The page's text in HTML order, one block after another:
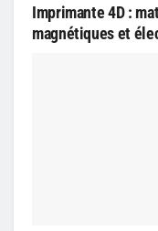
Imprimante 4D :
magnétiques et